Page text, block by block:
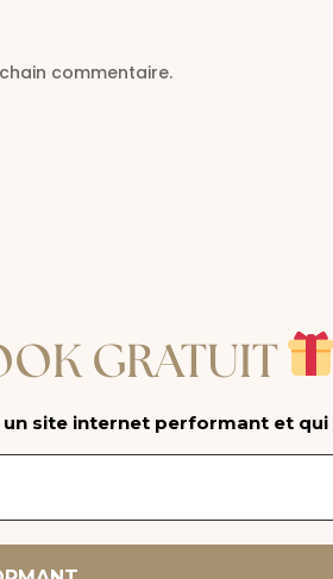
commentaire.
GRATUIT
site internet performant et